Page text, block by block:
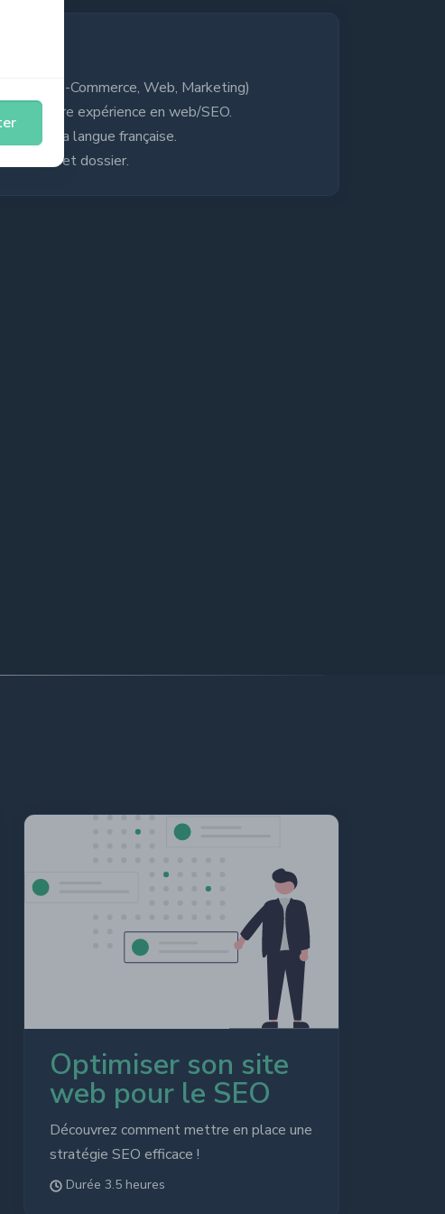
minima (e-Commerce, Web, Marketing)
première expérience en web/SEO.
de la langue française.
test et dossier.
Optimiser son site
web pour le SEO
Découvrez comment mettre en place une
stratégie SEO efficace !
Durée 3.5 heures